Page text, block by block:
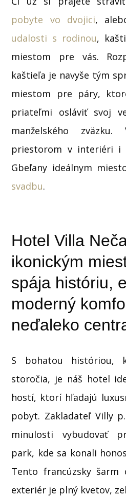
pobyte vo dvojici,
udalosti s rodinou,
miestom pre vás.
kaštieľa je navyše tým
miestom pre páry,
priateľmi osláviť svoj
manželského zväzku.
priestorom v interiéri i
Gbeľany ideálnym
svadbu.
Hotel Villa
ikonickým
spája históriu,
moderný
neďaleko
S bohatou históriou,
storočia, je náš hotel
hostí, ktorí hľadajú
pobyt. Zakladateľ Villy
minulosti vybudovať
park, kde sa konali
Tento francúzsky šarm
exteriér je plný kvetov,